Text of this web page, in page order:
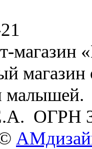
магазин
малышей.
ОГРН